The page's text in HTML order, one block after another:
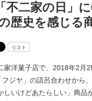
不二家の日」
歴史を感じる
リスト
洋菓子店で、2018年2月
フジヤ」の語呂合わせか
しいけどあたらしい」商品